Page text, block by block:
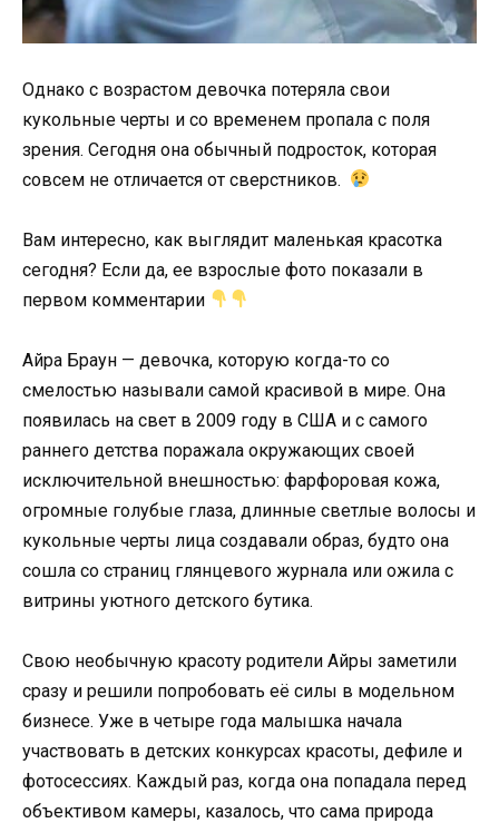
Однако с возрастом девочка потеряла свои
кукольные черты и со временем пропала с поля
зрения. Сегодня она обычный подросток, которая
совсем не отличается от сверстников.
Вам интересно, как выглядит маленькая красотка
сегодня? Если да, ее взрослые фото показали в
первом комментарии
Айра Браун — девочка, которую когда-то со
смелостью называли самой красивой в мире. Она
появилась на свет в 2009 году в США и с самого
раннего детства поражала окружающих своей
исключительной внешностью: фарфоровая кожа,
огромные голубые глаза, длинные светлые волосы и
кукольные черты лица создавали образ, будто она
сошла со страниц глянцевого журнала или ожила с
витрины уютного детского бутика.
Свою необычную красоту родители Айры заметили
сразу и решили попробовать её силы в модельном
бизнесе. Уже в четыре года малышка начала
участвовать в детских конкурсах красоты, дефиле и
фотосессиях. Каждый раз, когда она попадала перед
объективом камеры, казалось, что сама природа